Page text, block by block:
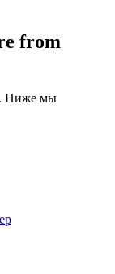
from
Ниже мы